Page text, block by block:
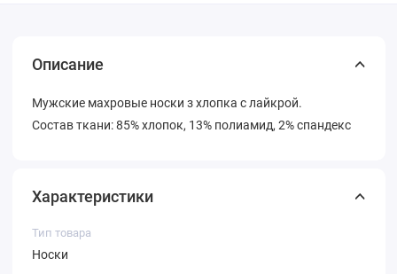
Описание
Мужские махровые носки з хлопка с лайкрой.
Состав ткани: 85% хлопок, 13% полиамид, 2% спандекс
Характеристики
Тип товара
Носки